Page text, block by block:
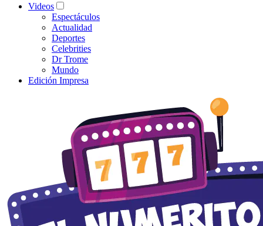
Videos
Espectáculos
Actualidad
Deportes
Celebrities
Dr Trome
Mundo
Edición Impresa